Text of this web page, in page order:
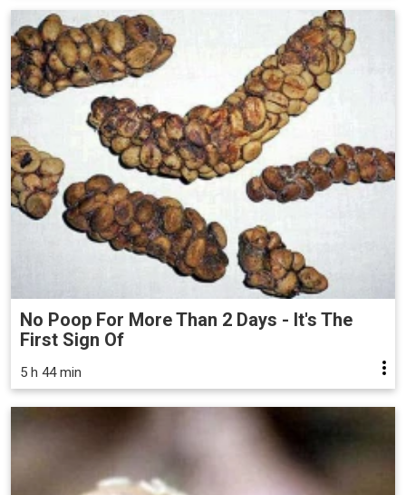
No Poop For More Than 2 Days - It's The
First Sign Of
5 h 44 min